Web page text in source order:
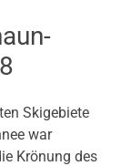
Skigebiete
war
Krönung des